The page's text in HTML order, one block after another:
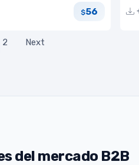
$56
2 Next
del mercado B2B